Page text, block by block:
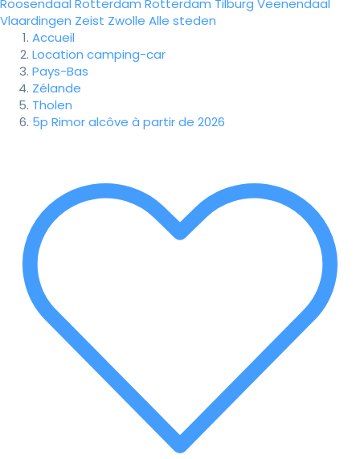
Vlaardingen Zeist Zwolle Alle steden
Accueil
Location camping-car
Pays-Bas
Zélande
Tholen
5p Rimor alcôve à partir de 2026